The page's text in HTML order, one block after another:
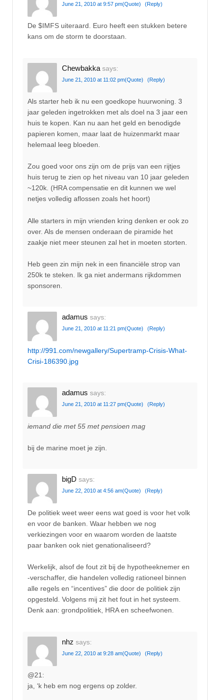
June 21, 2010 at 9:57 pm(Quote) (Reply)
De $IMFS uiteraard. Euro heeft een stukken betere
kans om de storm te doorstaan.
Chewbakka says:
June 21, 2010 at 11:02 pm(Quote) (Reply)
Als starter heb ik nu een goedkope huurwoning. 3
jaar geleden ingetrokken met als doel na 3 jaar een
huis te kopen. Kan nu aan het geld en benodigde
papieren komen, maar laat de huizenmarkt maar
helemaal leeg bloeden.
Zou goed voor ons zijn om de prijs van een rijtjes
huis terug te zien op het niveau van 10 jaar geleden
~120k. (HRA compensatie en dit kunnen we wel
netjes volledig aflossen zoals het hoort)
Alle starters in mijn vrienden kring denken er ook zo
over. Als de mensen onderaan de piramide het
zaakje niet meer steunen zal het in moeten storten.
Heb geen zin mijn nek in een financiële strop van
250k te steken. Ik ga niet andermans rijkdommen
sponsoren.
adamus says:
June 21, 2010 at 11:21 pm(Quote) (Reply)
http://991.com/newgallery/Supertramp-Crisis-What-
Crisi-186390.jpg
adamus says:
June 21, 2010 at 11:27 pm(Quote) (Reply)
iemand die met 55 met pensioen mag
bij de marine moet je zijn.
bigD says:
June 22, 2010 at 4:56 am(Quote) (Reply)
De politiek weet weer eens wat goed is voor het volk
en voor de banken. Waar hebben we nog
verkiezingen voor en waarom worden de laatste
paar banken ook niet genationaliseerd?
Werkelijk, alsof de fout zit bij de hypotheeknemer en
-verschaffer, die handelen volledig rationeel binnen
alle regels en “incentives” die door de politiek zijn
opgesteld. Volgens mij zit het fout in het systeem.
Denk aan: grondpolitiek, HRA en scheefwonen.
nhz says:
June 22, 2010 at 9:28 am(Quote) (Reply)
@21:
ja, ‘k heb em nog ergens op zolder.